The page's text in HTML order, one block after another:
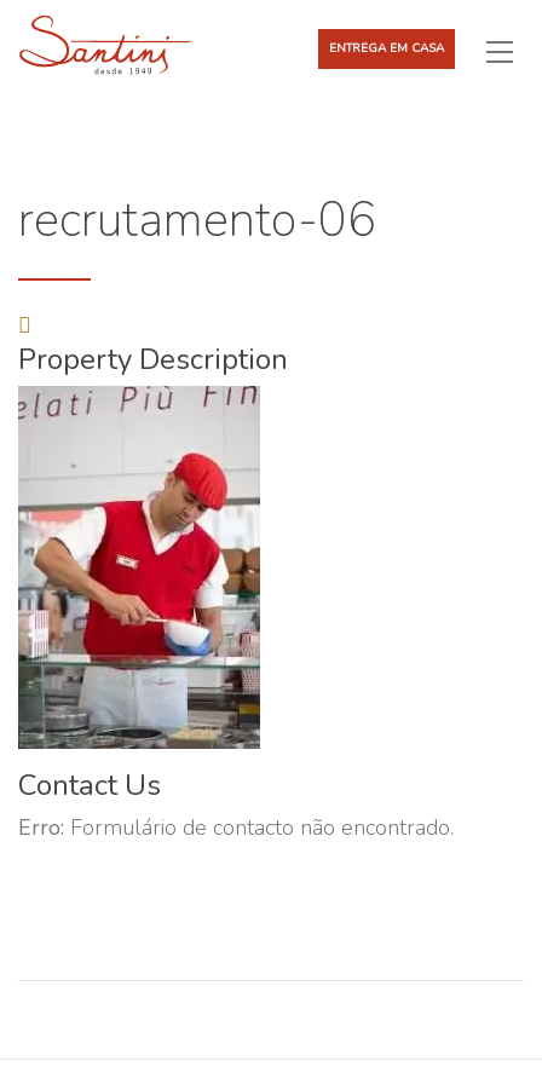
ENTREGA EM CASA
recrutamento-06
Property Description
Contact Us
Erro: Formulário de contacto não encontrado.